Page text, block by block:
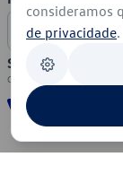
Segurança
consideramos
de privacidade.